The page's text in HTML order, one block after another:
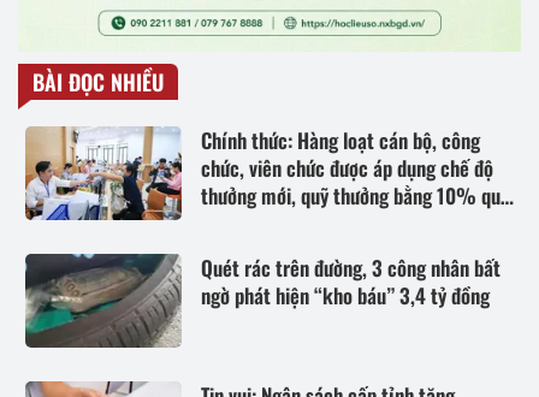
BÀI ĐỌC NHIỀU
Chính thức: Hàng loạt cán bộ, công
chức, viên chức được áp dụng chế độ
thưởng mới, quỹ thưởng bằng 10% quỹ
Quét rác trên đường, 3 công nhân bất
ngờ phát hiện “kho báu” 3,4 tỷ đồng